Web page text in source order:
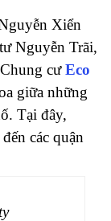
Xiển
Nguyễn Trãi,
cưEco
giữa những
Tại đây,
các quận